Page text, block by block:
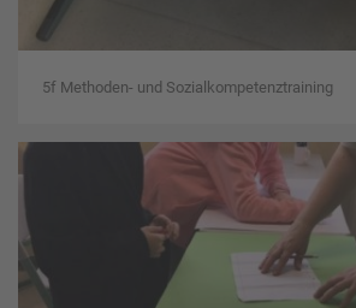
5f Methoden- und Sozialkompetenztraining